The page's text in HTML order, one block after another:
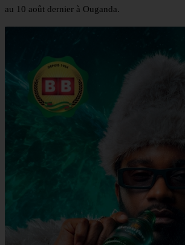
au 10 août dernier à Ouganda.